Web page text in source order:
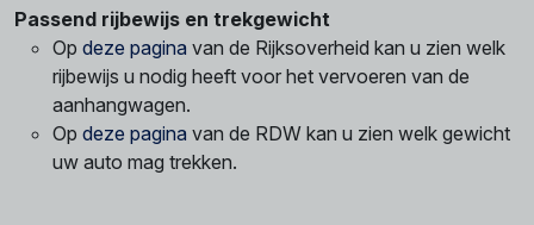
Passend rijbewijs en trekgewicht
Op deze pagina van de Rijksoverheid kan u zien welk
rijbewijs u nodig heeft voor het vervoeren van de
aanhangwagen.
Op deze pagina van de RDW kan u zien welk gewicht
uw auto mag trekken.